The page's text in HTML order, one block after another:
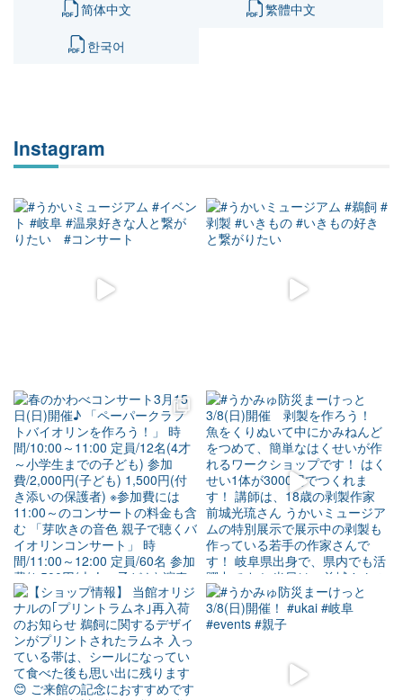
简体中文 繁體中文
한국어
Instagram